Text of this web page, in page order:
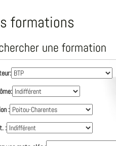
formations
une formation
:
: